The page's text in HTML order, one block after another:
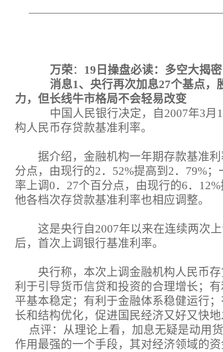
万荣： 19日操盘必读：多空大揭密
消息1、央行再次加息27个基点，
力，但长线牛市格局不会轻易改变
中国人民银行决定，自2007年3月
构人民币存贷款基准利率。
据介绍，金融机构一年期存款基准利
分点，由现行的2．52%提高到2．79%
率上调0．27个百分点，由现行的6．
他各档次存贷款基准利率也相应调整。
这是央行自2007年以来在连续两次上
后，首次上调银行基准利率。
央行称，本次上调金融机构人民币存
利于引导货币信贷和投资的合理增长；
平基本稳定；有利于金融体系稳健运行
长和结构优化，促进国民经济又好又快
点评：从理论上看，加息无疑是动用
作用最强的一个手段，其对经济领域的